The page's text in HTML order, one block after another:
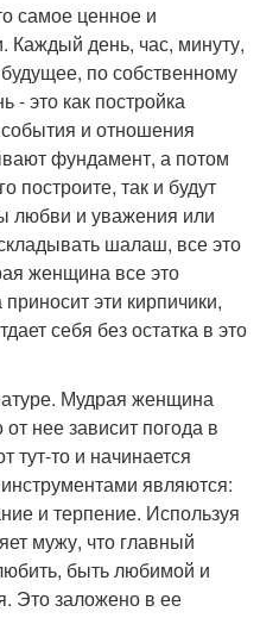
самое ценное и
Каждый день, час, минуту,
по собственному
- это как постройка
и отношения
фундамент, а потом
построите, так и будут
любви и уважения или
шалаш, все это
женщина все это
эти кирпичики,
себя без остатка в это
Мудрая женщина
нее зависит погода в
тут-то и начинается
являются:
и терпение. Используя
мужу, что главный
быть любимой и
Это заложено в ее